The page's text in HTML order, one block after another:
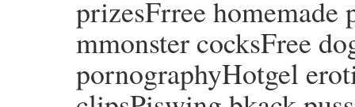
prizesFrree
mmonster cocksFree
pornographyHotgel